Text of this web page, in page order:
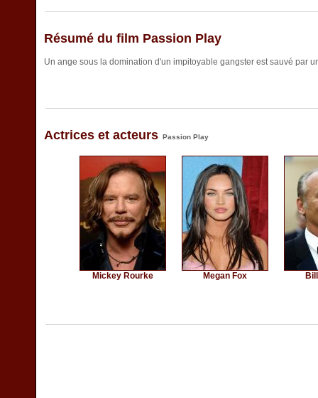
Résumé du film Passion Play
Un ange sous la domination d'un impitoyable gangster est sauvé par
Actrices et acteurs Passion Play
Mickey Rourke Megan Fox